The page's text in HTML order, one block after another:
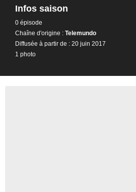
Infos saison
0 épisode
Chaîne d'origine : Telemundo
Diffusée à partir de : 20 juin 2017
1 photo